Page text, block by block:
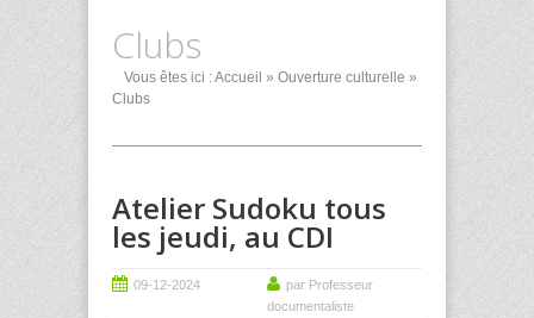
Clubs
Vous êtes ici :Accueil » Ouverture culturelle »
Clubs
Atelier Sudoku tous
les jeudi, au CDI
09-12-2024
par Professeur
documentaliste